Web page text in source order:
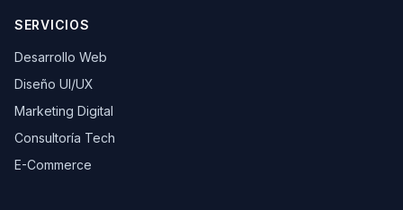
SERVICIOS
Desarrollo Web
Diseño UI/UX
Marketing Digital
Consultoría Tech
E-Commerce